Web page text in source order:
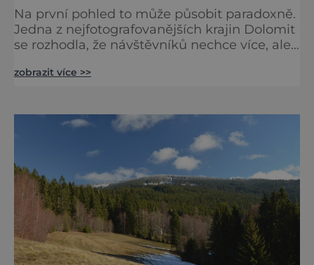
Na první pohled to může působit paradoxně.
Jedna z nejfotografovanějších krajin Dolomit
se rozhodla, že návštěvníků nechce více, ale
louka v Evropě, zavádí od léta 2026 nová
přijíždějí. Nejde o boj proti turistům. Jde o
ochranu krajiny, která už nechce být obětí
vlastního úspě
zobrazit více >>